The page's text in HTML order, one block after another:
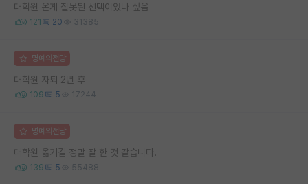
대학원 온게 잘못된 선택이었나 싶음
121 20 31385
명예의전당
대학원 자퇴 2년 후
109 5 17244
명예의전당
대학원 옮기길 정말 잘 한 것 같습니다.
139 5 55488